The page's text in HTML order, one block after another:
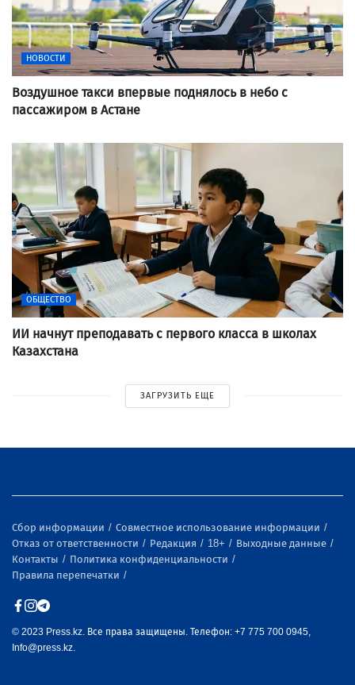
НОВОСТИ
Воздушное такси впервые поднялось в небо с
пассажиром в Астане
ОБЩЕСТВО
ИИ начнут преподавать с первого класса в школах
Казахстана
ЗАГРУЗИТЬ ЕЩЕ
Сбор информации
Совместное использование информации
Отказ от ответственности
Редакция 18+
Выходные данные
Контакты
Политика конфиденциальности
Правила перепечатки
© 2023 Press.kz. Все права защищены. Телефон: +7 775 700 0945,
Info@press.kz.